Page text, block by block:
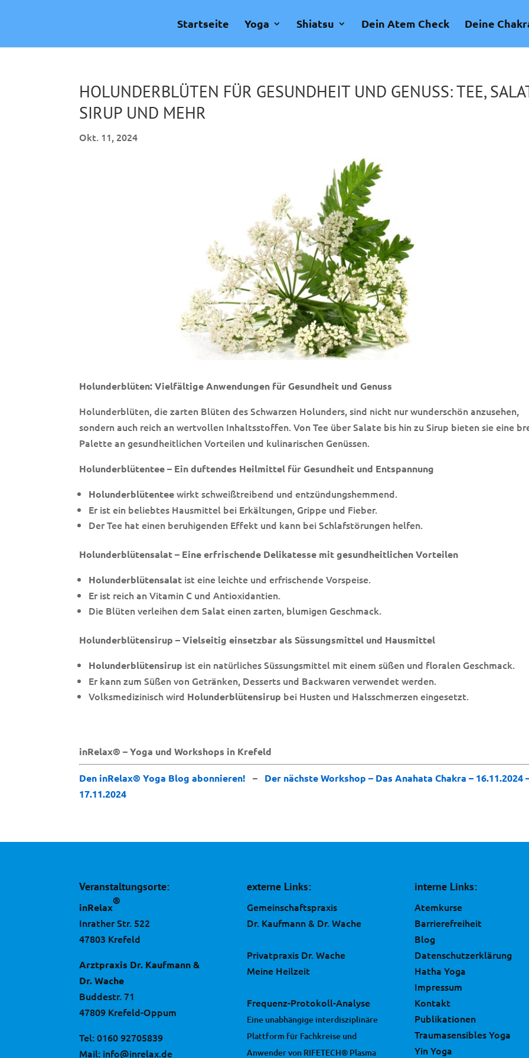
Startseite Yoga Shiatsu Dein Atem Check Deine
HOLUNDERBLÜTEN FÜR GESUNDHEIT UND GENUSS: TEE,
SIRUP UND MEHR
Okt. 11, 2024
Holunderblüten: Vielfältige Anwendungen für Gesundheit und Genuss
Holunderblüten, die zarten Blüten des Schwarzen Holunders, sind nicht nur wunderschön anzusehen,
sondern auch reich an wertvollen Inhaltsstoffen. Von Tee über Salate bis hin zu Sirup bieten sie eine
Palette an gesundheitlichen Vorteilen und kulinarischen Genüssen.
Holunderblütentee – Ein duftendes Heilmittel für Gesundheit und Entspannung
Holunderblütenteewirkt schweißtreibend und entzündungshemmend.
Er ist ein beliebtes Hausmittel bei Erkältungen, Grippe und Fieber.
Der Tee hat einen beruhigenden Effekt und kann bei Schlafstörungen helfen.
Holunderblütensalat – Eine erfrischende Delikatesse mit gesundheitlichen Vorteilen
Holunderblütensalat ist eine leichte und erfrischende Vorspeise.
Er ist reich an Vitamin C und Antioxidantien.
Die Blüten verleihen dem Salat einen zarten, blumigen Geschmack.
Holunderblütensirup – Vielseitig einsetzbar als Süssungsmittel und Hausmittel
Holunderblütensirup ist ein natürliches Süssungsmittel mit einem süßen und floralen Geschmack.
Er kann zum Süßen von Getränken, Desserts und Backwaren verwendet werden.
Volksmedizinisch wird Holunderblütensirup bei Husten und Halsschmerzen eingesetzt.
inRelax® – Yoga und Workshops in Krefeld
Den inRelax® Yoga Blog abonnieren! – Der nächste Workshop – Das Anahata Chakra – 16.11.2024
17.11.2024
Veranstaltungsorte:
inRelax
®
Inrather Str. 522
47803 Krefeld
Arztpraxis Dr. Kaufmann &
Dr. Wache
Buddestr. 71
47809 Krefeld-Oppum
Tel:0160 92705839
Mail: info@inrelax.de
externe Links:
Gemeinschaftspraxis
Dr. Kaufmann & Dr. Wache
Privatpraxis Dr. Wache
Meine Heilzeit
Frequenz-Protokoll-Analyse
Eine unabhängige interdisziplinäre
Plattform für Fachkreise und
Anwender von RIFETECH® Plasma
interne Links:
Atemkurse
Barrierefreiheit
Blog
Datenschutzerklärung
Hatha Yoga
Impressum
Kontakt
Publikationen
Traumasensibles Yoga
Yin Yoga